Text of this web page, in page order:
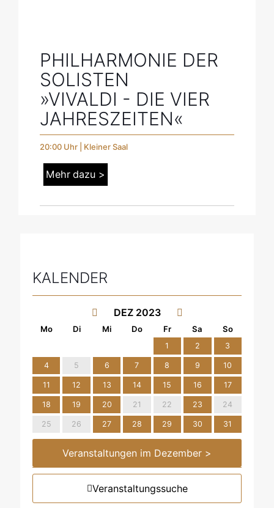
PHILHARMONIE DER
SOLISTEN
»VIVALDI - DIE VIER
JAHRESZEITEN«
20:00 Uhr | Kleiner Saal
Mehr dazu >
KALENDER
DEZ 2023
1 2 3
4 5 6 7 8 9 10
11 12 13 14 15 16 17
18 19 20 21 22 23 24
25 26 27 28 29 30 31
Veranstaltungen im Dezember >
Veranstaltungssuche